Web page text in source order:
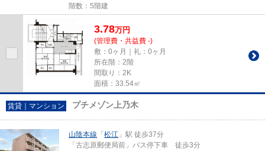
階数：5階建
3.78万円
(管理費・共益費 -)
敷：0ヶ月｜礼：0ヶ月
所在階：2階
間取り：2K
面積：33.54㎡
賃貸｜マンション プチメゾン上乃木
山陰本線 「 松江 」駅 徒歩37分
「古志原郵便局前」バス停下車 徒歩3分